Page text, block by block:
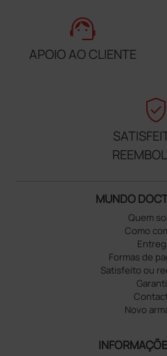
support_agent
APOIO AO CLIENTE
verified_user
MUNDO
Quem
Como
Formas de
Satisfeito ou
Novo